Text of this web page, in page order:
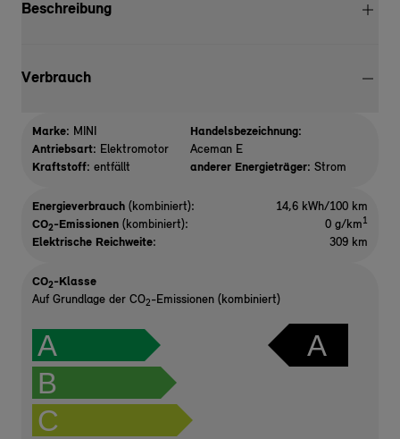
Beschreibung
Verbrauch
Marke: MINI
Antriebsart: Elektromotor
Kraftstoff: entfällt
Handelsbezeichnung:
Aceman E
anderer Energieträger: Strom
Energieverbrauch (kombiniert):
14,6 kWh/100 km
CO2-Emissionen (kombiniert): 0 g/km1
Elektrische Reichweite: 309 km
CO2-Klasse
Auf Grundlage der CO2-Emissionen (kombiniert)
A
B
C
A